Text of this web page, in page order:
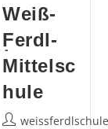
Weiß-
Ferdl-
Mittelsc
hule
Beitrags-
weissferdlschule